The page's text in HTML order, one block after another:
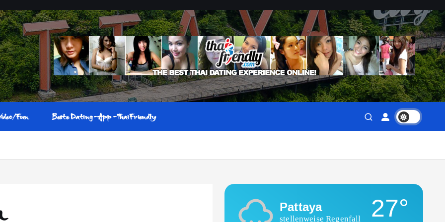
Fun Beste Dating-App-ThaiFriendly
Pattaya
stellenweise Regenfall 27°